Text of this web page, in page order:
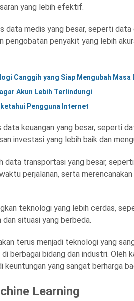
yang lebih efektif.
data medis yang besar, seperti
pengobatan penyakit yang lebih
Canggih yang Siap Mengubah
Akun Lebih Terlindungi
Pengguna Internet
keuangan yang besar, seperti
investasi yang lebih baik dan
data transportasi yang besar,
perjalanan, serta
teknologi yang lebih cerdas,
situasi yang berbeda.
terus menjadi teknologi yang
berbagai bidang dan industri. Oleh
yang sangat berharga
Learning